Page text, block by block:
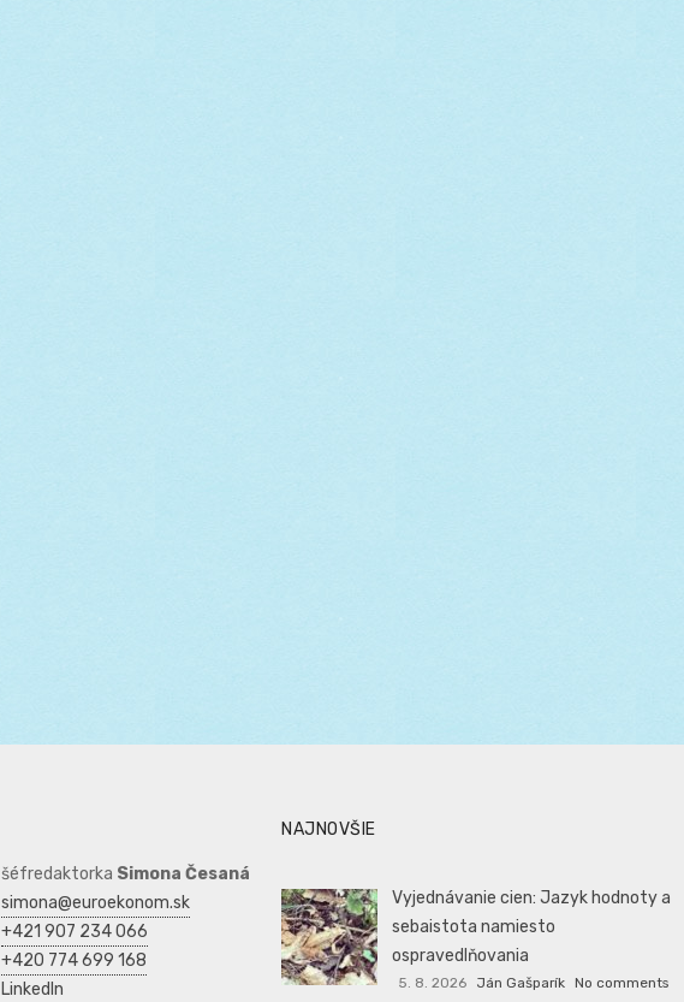
šéfredaktorka Simona Česaná
simona@euroekonom.sk
+421 907 234 066
+420 774 699 168
LinkedIn
NAJNOVŠIE
Vyjednávanie cien: Jazyk hodnoty a
sebaistota namiesto
ospravedlňovania
5. 8. 2026 Ján Gašparík No comments